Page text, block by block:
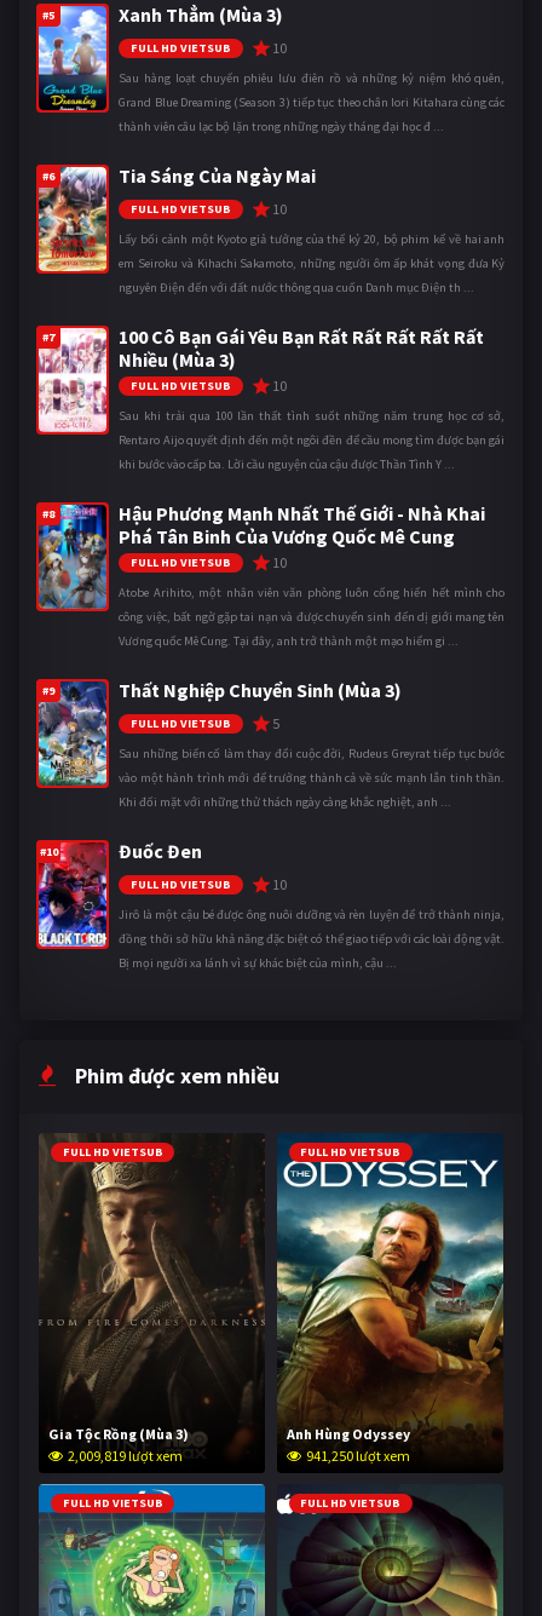
#5 Xanh Thẳm (Mùa 3)
FULL HD VIETSUB 10
Sau hàng loạt chuyến phiêu lưu điên rồ và những kỷ niệm khó quên,
Grand Blue Dreaming (Season 3) tiếp tục theo chân Iori Kitahara cùng các
thành viên câu lạc bộ lặn trong những ngày tháng đại học đ ...
#6 Tia Sáng Của Ngày Mai
FULL HD VIETSUB 10
Lấy bối cảnh một Kyoto giả tưởng của thế kỷ 20, bộ phim kể về hai anh
em Seiroku và Kihachi Sakamoto, những người ôm ấp khát vọng đưa Kỷ
nguyên Điện đến với đất nước thông qua cuốn Danh mục Điện th ...
#7
100 Cô Bạn Gái Yêu Bạn Rất Rất Rất Rất Rất
Nhiều (Mùa 3)
FULL HD VIETSUB 10
Sau khi trải qua 100 lần thất tình suốt những năm trung học cơ sở,
Rentaro Aijo quyết định đến một ngôi đền để cầu mong tìm được bạn gái
khi bước vào cấp ba. Lời cầu nguyện của cậu được Thần Tình Y ...
#8
Hậu Phương Mạnh Nhất Thế Giới - Nhà Khai
Phá Tân Binh Của Vương Quốc Mê Cung
FULL HD VIETSUB 10
Atobe Arihito, một nhân viên văn phòng luôn cống hiến hết mình cho
công việc, bất ngờ gặp tai nạn và được chuyển sinh đến dị giới mang tên
Vương quốc Mê Cung. Tại đây, anh trở thành một mạo hiểm gi ...
#9 Thất Nghiệp Chuyển Sinh (Mùa 3)
FULL HD VIETSUB 5
Sau những biến cố làm thay đổi cuộc đời, Rudeus Greyrat tiếp tục bước
vào một hành trình mới để trưởng thành cả về sức mạnh lẫn tinh thần.
Khi đối mặt với những thử thách ngày càng khắc nghiệt, anh ...
#10 Đuốc Đen
FULL HD VIETSUB 10
Jirô là một cậu bé được ông nuôi dưỡng và rèn luyện để trở thành ninja,
đồng thời sở hữu khả năng đặc biệt có thể giao tiếp với các loài động vật.
Bị mọi người xa lánh vì sự khác biệt của mình, cậu ...
Phim được xem nhiều
FULL HD VIETSUB
Gia Tộc Rồng (Mùa 3)
2,009,819 lượt xem
FULL HD VIETSUB
Anh Hùng Odyssey
941,250 lượt xem
FULL HD VIETSUB FULL HD VIETSUB